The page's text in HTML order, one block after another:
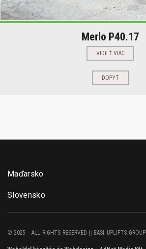
Merlo P40.17
VIDIEŤ VIAC
DOPYT
Maďarsko
Slovensko
© 2025 - ALL RIGHTS RESERVED || EASI UPLIFTS GROUP